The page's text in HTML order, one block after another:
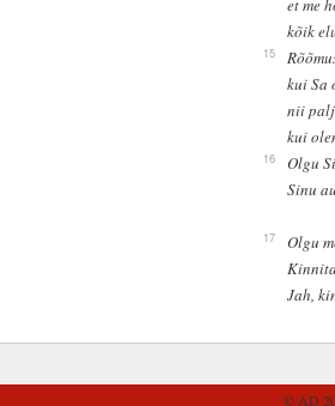
kõik
15
kui Sa
nii
kui
16
Olgu
Sinu
17
Olgu
Jah,
© AD